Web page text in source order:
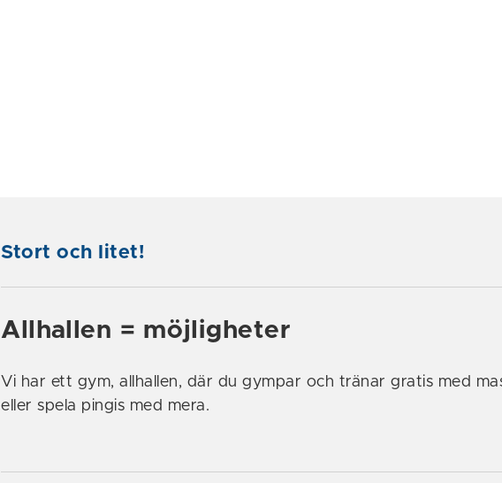
Stort och litet!
Allhallen = möjligheter
Vi har ett gym, allhallen, där du gympar och tränar gratis med
eller spela pingis med mera.